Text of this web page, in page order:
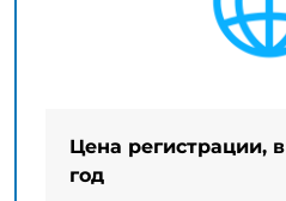
Цена регистрации, в
год